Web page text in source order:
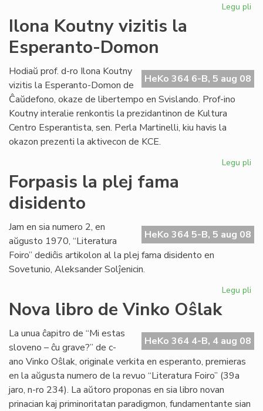
Legu pli
Ilona Koutny vizitis la
Esperanto-Domon
HeKo 364 6-B, 5 aug 08
Hodiaŭ prof. d-ro Ilona Koutny
vizitis la Esperanto-Domon de
Ĉaŭdefono, okaze de libertempo en Svislando. Prof-ino
Koutny interalie renkontis la prezidantinon de Kultura
Centro Esperantista, sen. Perla Martinelli, kiu havis la
okazon prezenti la aktivecon de KCE.
Legu pli
Forpasis la plej fama
disidento
HeKo 364 5-B, 5 aug 08
Jam en sia numero 2, en
aŭgusto 1970, “Literatura
Foiro” dediĉis artikolon al la plej fama disidento en
Sovetunio, Aleksander Solĵenicin.
Legu pli
Nova libro de Vinko Oŝlak
HeKo 364 4-B, 4 aug 08
La unua ĉapitro de “Mi estas
sloveno – ĉu grave?” de c-
ano Vinko Oŝlak, originale verkita en esperanto, premieras
en la aŭgusta numero de la revuo “Literatura Foiro” (39a
jaro, n-ro 234). La aŭtoro proponas en sia libro novan
prinacian kaj priminoritatan paradigmon, fundamentante sian